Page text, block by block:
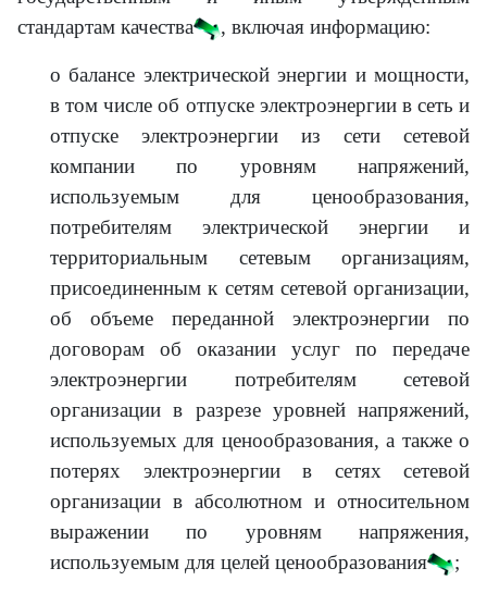
стандартам качества
, включая информацию:
о балансе электрической энергии и мощности,
в том числе об отпуске электроэнергии в сеть и
отпуске электроэнергии из сети сетевой
компании по уровням напряжений,
используемым для ценообразования,
потребителям электрической энергии и
территориальным сетевым организациям,
присоединенным к сетям сетевой организации,
об объеме переданной электроэнергии по
договорам об оказании услуг по передаче
электроэнергии потребителям сетевой
организации в разрезе уровней напряжений,
используемых для ценообразования, а также о
потерях электроэнергии в сетях сетевой
организации в абсолютном и относительном
выражении по уровням напряжения,
используемым для целей ценообразования
;